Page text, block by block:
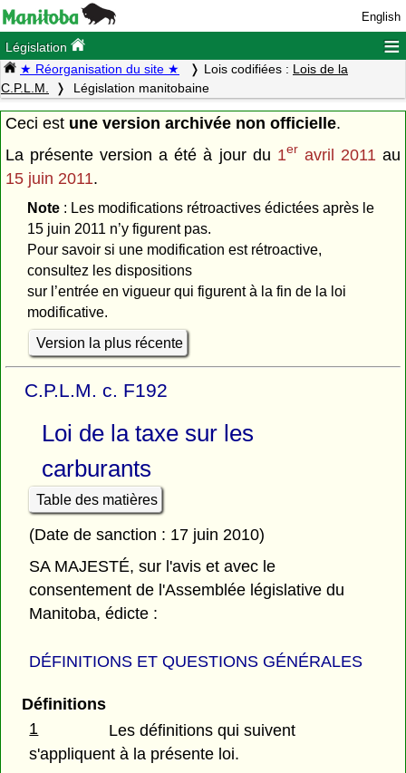
English
Législation ≡
★ Réorganisation du site ★ Lois codifiées : Lois de la
C.P.L.M.
Législation manitobaine
Ceci est une version archivée non officielle.
La présente version a été à jour du 1er avril 2011 au
15 juin 2011.
Note: Les modifications rétroactives édictées après le
15 juin 2011 n’y figurent pas.
Pour savoir si une modification est rétroactive,
consultez les dispositions
sur l’entrée en vigueur qui figurent à la fin de la loi
modificative.
Version la plus récente
C.P.L.M. c. F192
Loi de la taxe sur les
carburants
Table des matières
(Date de sanction : 17 juin 2010)
SA MAJESTÉ, sur l'avis et avec le
consentement de l'Assemblée législative du
Manitoba, édicte :
DÉFINITIONS ET QUESTIONS GÉNÉRALES
Définitions
1
Les définitions qui suivent
s'appliquent à la présente loi.